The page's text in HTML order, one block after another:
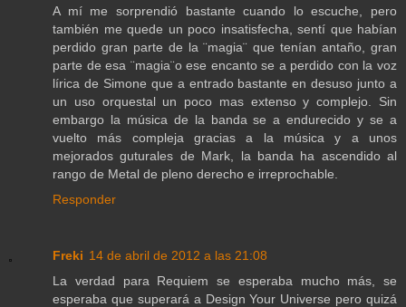
A mí me sorprendió bastante cuando lo escuche, pero
también me quede un poco insatisfecha, sentí que habían
perdido gran parte de la ¨magia¨ que tenían antaño, gran
parte de esa ¨magia¨o ese encanto se a perdido con la voz
lírica de Simone que a entrado bastante en desuso junto a
un uso orquestal un poco mas extenso y complejo. Sin
embargo la música de la banda se a endurecido y se a
vuelto más compleja gracias a la música y a unos
mejorados guturales de Mark, la banda ha ascendido al
rango de Metal de pleno derecho e irreprochable.
Responder
Freki 14 de abril de 2012 a las 21:08
La verdad para Requiem se esperaba mucho más, se
esperaba que superará a Design Your Universe pero quizá